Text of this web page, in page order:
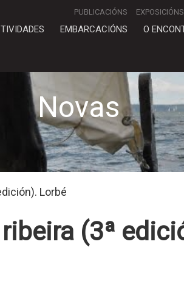
PUBLICACIÓNS EXPOSICIÓNS
EMBARCACIÓNS O
Novas
Lorbé
(3ª